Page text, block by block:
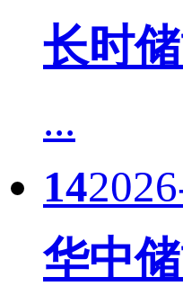
长时
...
14
华中